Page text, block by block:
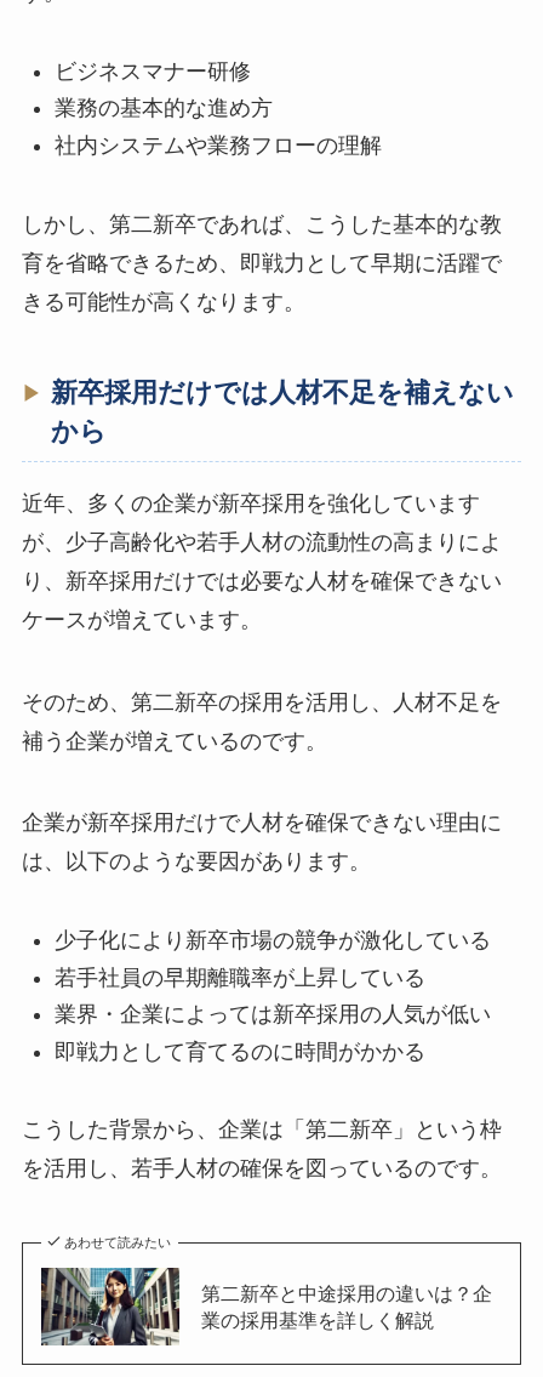
ビジネスマナー研修
業務の基本的な進め方
社内システムや業務フローの理解
しかし、第二新卒であれば、こうした基本的な教
育を省略できるため、即戦力として早期に活躍で
きる可能性が高くなります。
新卒採用だけでは人材不足を補えない
から
近年、多くの企業が新卒採用を強化しています
が、少子高齢化や若手人材の流動性の高まりによ
り、新卒採用だけでは必要な人材を確保できない
ケースが増えています。
そのため、第二新卒の採用を活用し、人材不足を
補う企業が増えているのです。
企業が新卒採用だけで人材を確保できない理由に
は、以下のような要因があります。
少子化により新卒市場の競争が激化している
若手社員の早期離職率が上昇している
業界・企業によっては新卒採用の人気が低い
即戦力として育てるのに時間がかかる
こうした背景から、企業は「第二新卒」という枠
を活用し、若手人材の確保を図っているのです。
あわせて読みたい
第二新卒と中途採用の違いは？企
業の採用基準を詳しく解説